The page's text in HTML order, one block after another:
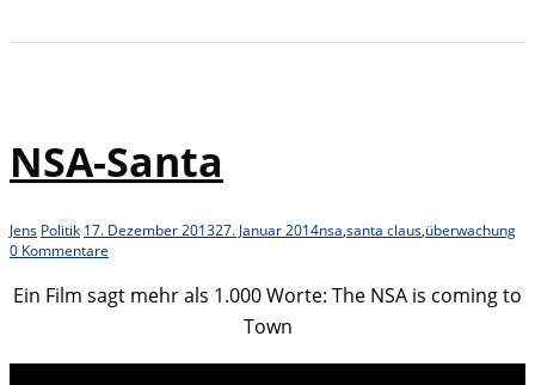
NSA-Santa
Jens Politik 17. Dezember 201327. Januar 2014nsa,santa claus,überwachung
0 Kommentare
Ein Film sagt mehr als 1.000 Worte: The NSA is coming to
Town